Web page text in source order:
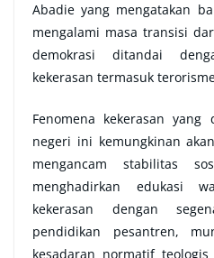
Abadie yang mengatakan
mengalami masa transisi
demokrasi ditandai
kekerasan termasuk
Fenomena kekerasan
negeri ini kemungkinan
mengancam stabilitas
menghadirkan edukasi
kekerasan dengan
pendidikan pesantren,
kesadaran normatif